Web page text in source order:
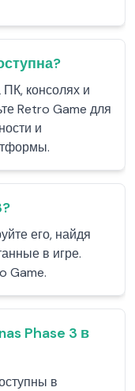
консолях и
Retro Game для
и
его, найдя
в игре.
Game.
Phase 3 в
в